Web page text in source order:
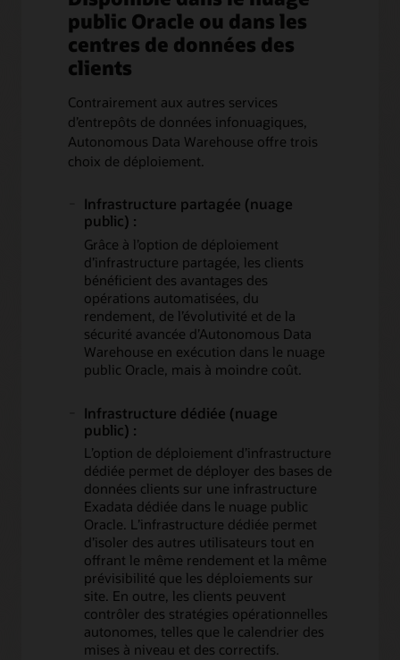
public Oracle ou dans les
centres de données des
clients
Contrairement aux autres services
d’entrepôts de données infonuagiques,
Autonomous Data Warehouse offre trois
choix de déploiement.
Infrastructure partagée (nuage
public) :
Grâce à l’option de déploiement
d’infrastructure partagée, les clients
bénéficient des avantages des
opérations automatisées, du
rendement, de l’évolutivité et de la
sécurité avancée d’Autonomous Data
Warehouse en exécution dans le nuage
public Oracle, mais à moindre coût.
Infrastructure dédiée (nuage
public) :
L’option de déploiement d’infrastructure
dédiée permet de déployer des bases de
données clients sur une infrastructure
Exadata dédiée dans le nuage public
Oracle. L’infrastructure dédiée permet
d’isoler des autres utilisateurs tout en
offrant le même rendement et la même
prévisibilité que les déploiements sur
site. En outre, les clients peuvent
contrôler des stratégies opérationnelles
autonomes, telles que le calendrier des
mises à niveau et des correctifs.